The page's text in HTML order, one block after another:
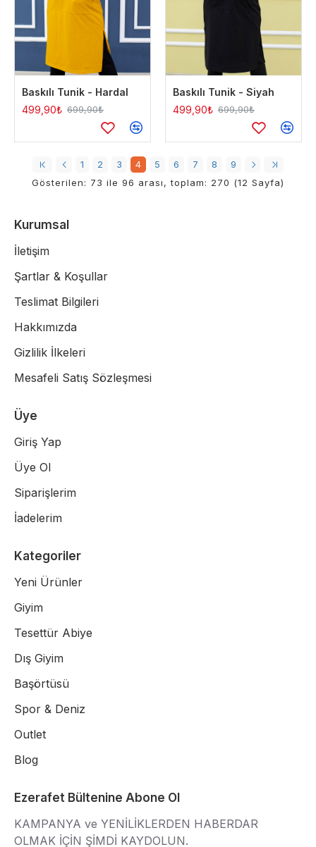
Baskılı Tunik - Hardal
499,90₺ 699,90₺
Baskılı Tunik - Siyah
499,90₺ 699,90₺
1 2 3 4 5 6 7 8
9
Gösterilen: 73 ile 96 arası, toplam: 270 (12 Sayfa)
Kurumsal
İletişim
Şartlar & Koşullar
Teslimat Bilgileri
Hakkımızda
Gizlilik İlkeleri
Mesafeli Satış Sözleşmesi
Üye
Giriş Yap
Üye Ol
Siparişlerim
İadelerim
Kategoriler
Yeni Ürünler
Giyim
Tesettür Abiye
Dış Giyim
Başörtüsü
Spor & Deniz
Outlet
Blog
Ezerafet Bültenine Abone Ol
KAMPANYA ve YENİLİKLERDEN HABERDAR
OLMAK İÇİN ŞİMDİ KAYDOLUN.